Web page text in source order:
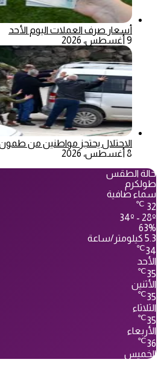
أسعار صرف العملات اليوم الأحد
9 أغسطس، 2026
الاحتلال يحتجز مواطنين من طمون
8 أغسطس، 2026
حالة الطقس
طولكرم
سماء صافية
32
℃
34º - 28º
63%
5.3 كيلومتر/ساعة
34
℃
الأحد
35
℃
الأثنين
35
℃
الثلاثاء
35
℃
الأربعاء
36
℃
الخميس